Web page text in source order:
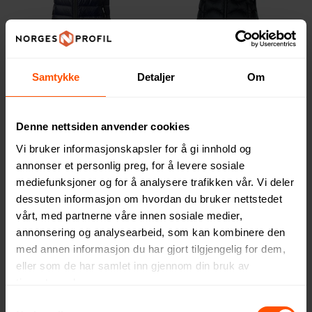
Samtykke Detaljer Om
Denne nettsiden anvender cookies
Vi bruker informasjonskapsler for å gi innhold og
annonser et personlig preg, for å levere sosiale
mediefunksjoner og for å analysere trafikken vår. Vi deler
dessuten informasjon om hvordan du bruker nettstedet
vårt, med partnerne våre innen sosiale medier,
annonsering og analysearbeid, som kan kombinere den
med annen informasjon du har gjort tilgjengelig for dem,
eller som de har samlet inn gjennom din bruk av
Elevate Fairview Lett
Dunvest Dame
Nimbus Vermont Dunvest
Dame
3